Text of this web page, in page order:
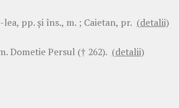
lea, pp. şi îns., m. ; Caietan, pr. (detalii)
Dometie Persul († 262). (detalii)